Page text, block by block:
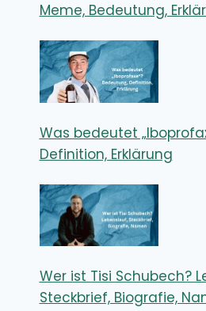
Meme, Bedeutung,
Was bedeutet
Definition, Erklärung
Wer ist Tisi Schubech?
Steckbrief, Biografie,